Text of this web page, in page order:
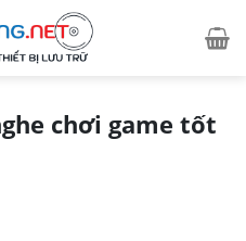
chơi game tốt